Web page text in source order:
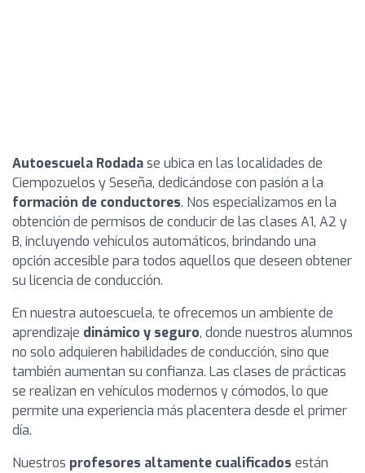
Autoescuela Rodadase ubica en las localidades de
Ciempozuelos y Seseña, dedicándose con pasión a la
formación de conductores. Nos especializamos en la
obtención de permisos de conducir de las clases A1, A2 y
B, incluyendo vehículos automáticos, brindando una
opción accesible para todos aquellos que deseen obtener
su licencia de conducción.
En nuestra autoescuela, te ofrecemos un ambiente de
aprendizaje dinámico y seguro, donde nuestros alumnos
no solo adquieren habilidades de conducción, sino que
también aumentan su confianza. Las clases de prácticas
se realizan en vehículos modernos y cómodos, lo que
permite una experiencia más placentera desde el primer
día.
Nuestros profesores altamente cualificados están